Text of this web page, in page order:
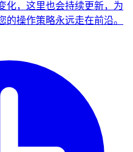
化，这里也会持续更新，为
操作策略永远走在前沿。